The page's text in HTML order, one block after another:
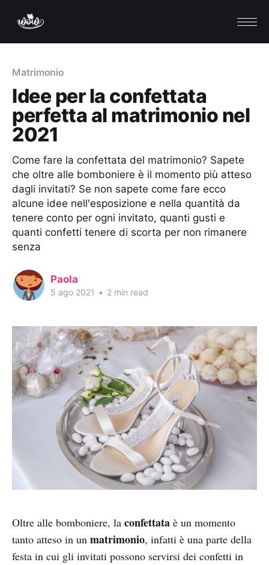
Matrimonio
Idee per la confettata
perfetta al matrimonio nel
2021
Come fare la confettata del matrimonio? Sapete
che oltre alle bomboniere è il momento più atteso
dagli invitati? Se non sapete come fare ecco
alcune idee nell'esposizione e nella quantità da
tenere conto per ogni invitato, quanti gusti e
quanti confetti tenere di scorta per non rimanere
senza
Paola
5 ago 2021 • 2 min read
Oltre alle bomboniere, la confettata è un momento
tanto atteso in un matrimonio, infatti è una parte della
festa in cui gli invitati possono servirsi dei confetti in